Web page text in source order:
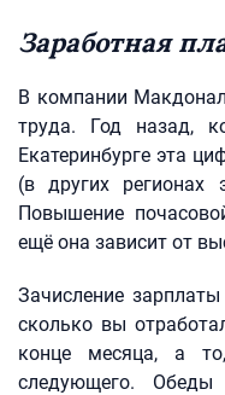
Заработная
В компании
труда. Год назад,
Екатеринбурге эта
(в других регионах
Повышение
ещё она зависит от
Зачисление
сколько вы
конце месяца, а
следующего.